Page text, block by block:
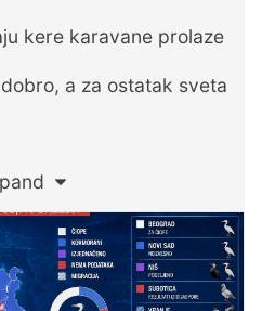
kere karavane prolaze
a za ostatak sveta
odavno nemam